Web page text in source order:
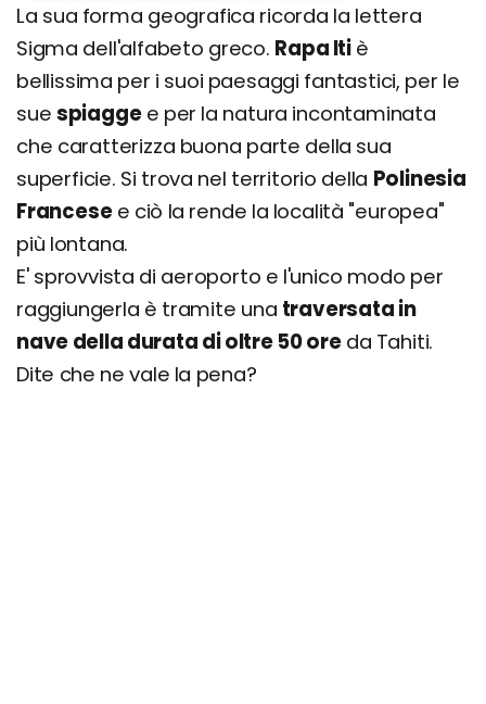
La sua forma geografica ricorda la lettera
Sigma dell'alfabeto greco. Rapa Iti è
bellissima per i suoi paesaggi fantastici, per le
sue spiaggee per la natura incontaminata
che caratterizza buona parte della sua
superficie. Si trova nel territorio della Polinesia
Francesee ciò la rende la località "europea"
più lontana.
E' sprovvista di aeroporto e l'unico modo per
raggiungerla è tramite una traversata in
nave della durata di oltre 50 oreda Tahiti.
Dite che ne vale la pena?